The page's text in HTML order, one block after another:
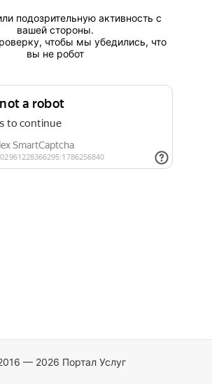
подозрительную активность с
вашей стороны.
чтобы мы убедились, что
вы не робот
— 2026 Портал Услуг